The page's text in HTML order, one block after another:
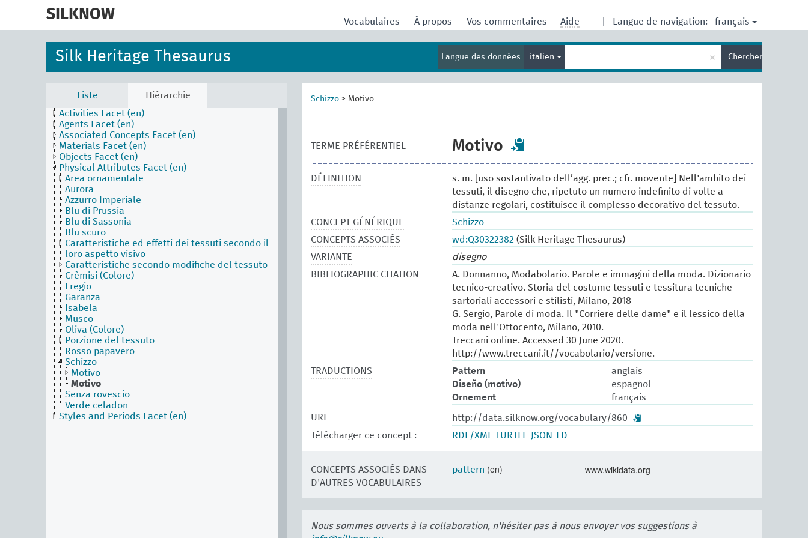
SILKNOW Langue de navigation: français
Vocabulaires À propos Vos commentaires Aide
Silk Heritage Thesaurus Langue des données italien
terme
de
× Chercher
Liste
Hiérarchie
Activities Facet (en)
Agents Facet (en)
Associated Concepts Facet (en)
Materials Facet (en)
Objects Facet (en)
Physical Attributes Facet (en)
Area ornamentale
Aurora
Azzurro Imperiale
Blu di Prussia
Blu di Sassonia
Blu scuro
Caratteristiche ed effetti dei tessuti secondo il
loro aspetto visivo
Caratteristiche secondo modifiche del tessuto
Crèmisi (Colore)
Fregio
Garanza
Isabela
Musco
Oliva (Colore)
Porzione del tessuto
Rosso papavero
Schizzo
Motivo
Motivo
Senza rovescio
Verde celadon
Styles and Periods Facet (en)
Schizzo > Motivo
TERME PRÉFÉRENTIEL Motivo
DÉFINITION
s. m. [uso sostantivato dell’agg. prec.; cfr. movente] Nell'ambito dei
tessuti, il disegno che, ripetuto un numero indefinito di volte a
distanze regolari, costituisce il complesso decorativo del tessuto.
CONCEPT GÉNÉRIQUE
Schizzo
CONCEPTS ASSOCIÉS
wd:Q30322382 (Silk Heritage Thesaurus)
VARIANTE
disegno
BIBLIOGRAPHIC CITATION
A. Donnanno, Modabolario. Parole e immagini della moda. Dizionario
tecnico-creativo. Storia del costume tessuti e tessitura tecniche
sartoriali accessori e stilisti, Milano, 2018
G. Sergio, Parole di moda. Il "Corriere delle dame" e il lessico della
moda nell'Ottocento, Milano, 2010.
Treccani online. Accessed 30 June 2020.
http://www.treccani.it//vocabolario/versione.
TRADUCTIONS
Pattern
anglais
Diseño (motivo)
espagnol
Ornement
français
URI
http://data.silknow.org/vocabulary/860
Télécharger ce concept :
RDF/XML TURTLE JSON-LD
CONCEPTS ASSOCIÉS DANS
D'AUTRES VOCABULAIRES
pattern (en) www.wikidata.org
Nous sommes ouverts à la collaboration, n'hésiter pas à nous envoyer vos suggestions à